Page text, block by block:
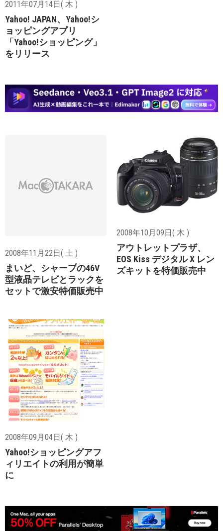
2011年07月14日( 木 )
Yahoo! JAPAN、Yahoo!シ
ョッピングアプリ
「Yahoo!ショッピング」
をリリース
2008年11月22日( 土 )
まいど、シャープの46V
型液晶テレビとラックを
セットで激安特価販売中
2008年10月09日( 木 )
アウトレットプラザ、
EOS Kiss デジタル X レン
ズキットを特価販売中
2008年09月04日( 木 )
Yahoo!ショッピングアフ
ィリエイトの利用が簡単
に